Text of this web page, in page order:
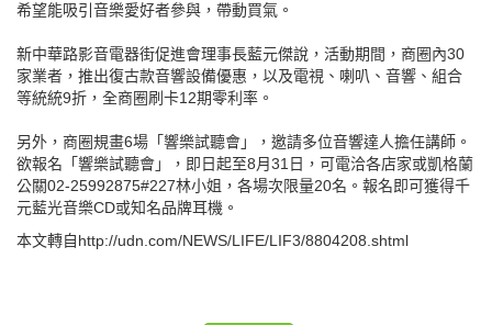
希望能吸引音樂愛好者參與，帶動買氣。
新中華路影音電器街促進會理事長藍元傑說，活動期間，商圈內30
家業者，推出復古款音響設備優惠，以及電視、喇叭、音響、組合
等統統9折，全商圈刷卡12期零利率。
另外，商圈規畫6場「響樂試聽會」，邀請多位音響達人擔任講師。
欲報名「響樂試聽會」，即日起至8月31日，可電洽各店家或凱格蘭
公關02-25992875#227林小姐，各場次限量20名。報名即可獲得千
元藍光音樂CD或知名品牌耳機。
本文轉自http://udn.com/NEWS/LIFE/LIF3/8804208.shtml